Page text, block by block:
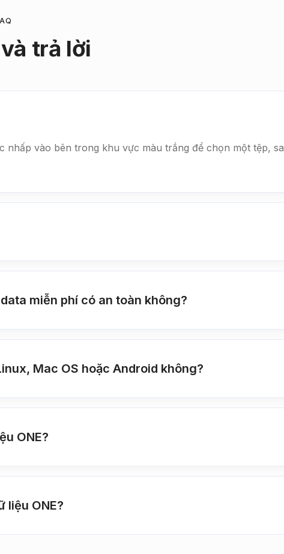
trả lời
nhấp vào bên trong khu vực màu trắng để chọn một tệp,
miễn phí có an toàn không?
Mac OS hoặc Android không?
ONE?
liệu ONE?